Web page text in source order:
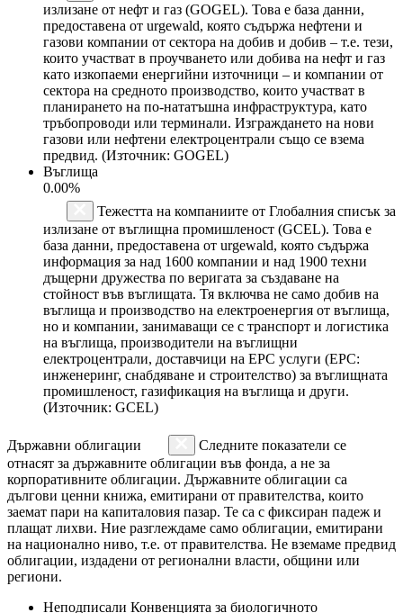
излизане от нефт и газ (GOGEL). Това е база данни,
предоставена от urgewald, която съдържа нефтени и
газови компании от сектора на добив и добив – т.е. тези,
които участват в проучването или добива на нефт и газ
като изкопаеми енергийни източници – и компании от
сектора на средното производство, които участват в
планирането на по-нататъшна инфраструктура, като
тръбопроводи или терминали. Изграждането на нови
газови или нефтени електроцентрали също се взема
предвид. (Източник: GOGEL)
Въглища
0.00%
Тежестта на компаниите от Глобалния списък за
излизане от въглищна промишленост (GCEL). Това е
база данни, предоставена от urgewald, която съдържа
информация за над 1600 компании и над 1900 техни
дъщерни дружества по веригата за създаване на
стойност във въглищата. Тя включва не само добив на
въглища и производство на електроенергия от въглища,
но и компании, занимаващи се с транспорт и логистика
на въглища, производители на въглищни
електроцентрали, доставчици на EPC услуги (EPC:
инженеринг, снабдяване и строителство) за въглищната
промишленост, газификация на въглища и други.
(Източник: GCEL)
Държавни облигации
Следните показатели се
отнасят за държавните облигации във фонда, а не за
корпоративните облигации. Държавните облигации са
дългови ценни книжа, емитирани от правителства, които
заемат пари на капиталовия пазар. Те са с фиксиран падеж и
плащат лихви. Ние разглеждаме само облигации, емитирани
на национално ниво, т.е. от правителства. Не вземаме предвид
облигации, издадени от регионални власти, общини или
региони.
Неподписали Конвенцията за биологичното